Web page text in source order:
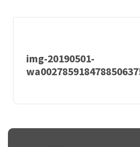
img-20190501-